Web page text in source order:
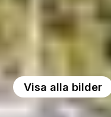
Visa alla bilder